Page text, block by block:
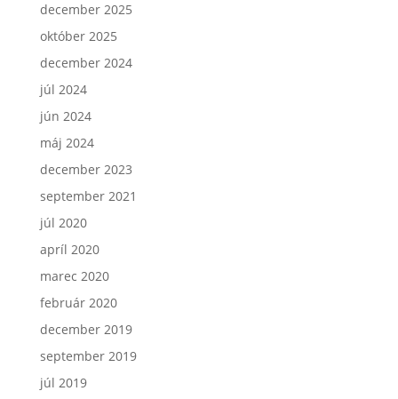
december 2025
október 2025
december 2024
júl 2024
jún 2024
máj 2024
december 2023
september 2021
júl 2020
apríl 2020
marec 2020
február 2020
december 2019
september 2019
júl 2019